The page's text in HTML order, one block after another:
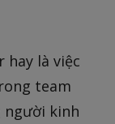
hay là việc
team
người kinh